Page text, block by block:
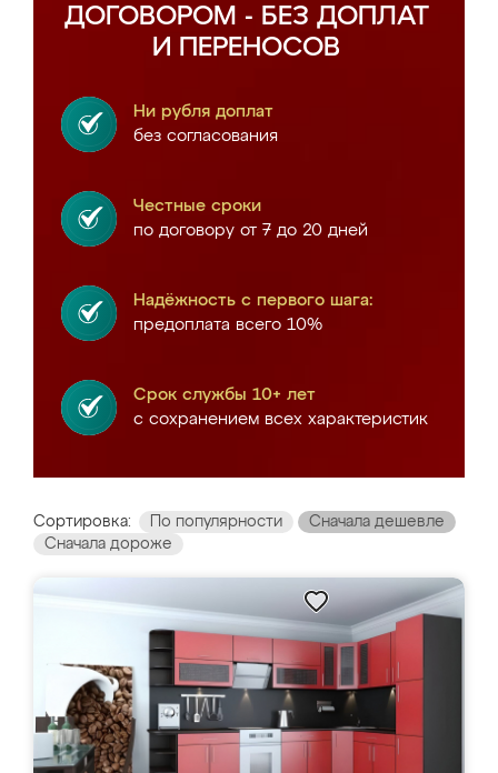
ДОГОВОРОМ - БЕЗ ДОПЛАТ
И ПЕРЕНОСОВ
Ни рубля доплат
без согласования
Честные сроки
по договору от 7 до 20 дней
Надёжность с первого шага:
предоплата всего 10%
Срок службы 10+ лет
с сохранением всех характеристик
Сортировка: По популярности
Сначала дешевле
Сначала дороже